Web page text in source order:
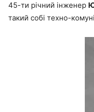
45-ти річний інженер
такий собі техно-